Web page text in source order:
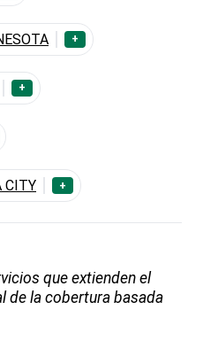
+
+
CITY +
que extienden el
de la cobertura basada